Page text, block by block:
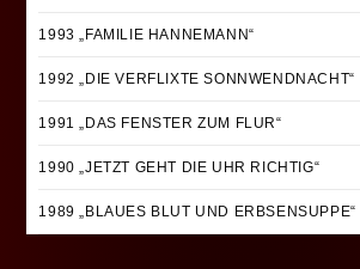
1993 „FAMILIE HANNEMANN“
1992 „DIE VERFLIXTE SONNWENDNACHT“
1991 „DAS FENSTER ZUM FLUR“
1990 „JETZT GEHT DIE UHR RICHTIG“
1989 „BLAUES BLUT UND ERBSENSUPPE“